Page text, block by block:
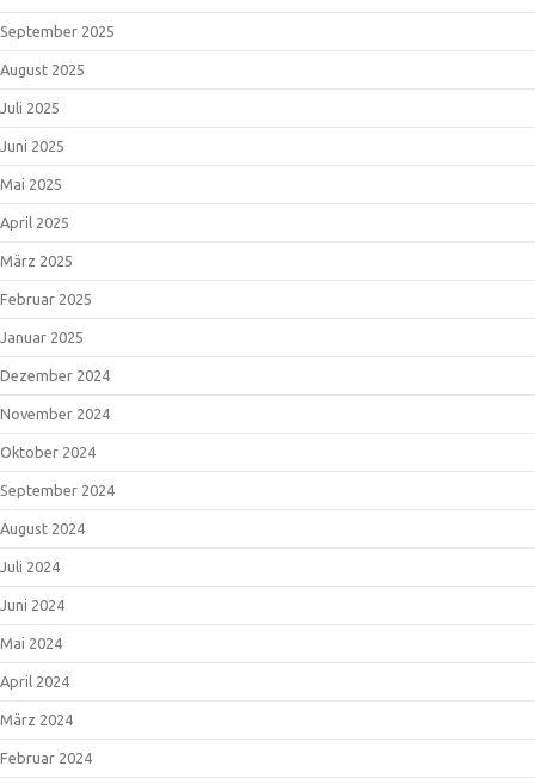
September 2025
August 2025
Juli 2025
Juni 2025
Mai 2025
April 2025
März 2025
Februar 2025
Januar 2025
Dezember 2024
November 2024
Oktober 2024
September 2024
August 2024
Juli 2024
Juni 2024
Mai 2024
April 2024
März 2024
Februar 2024